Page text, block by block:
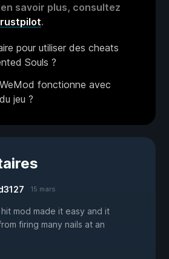
savoir plus, consultez
.
pour utiliser des cheats
Souls ?
fonctionne avec
jeu ?
15 mars
mod made it easy and it
firing many nails at an